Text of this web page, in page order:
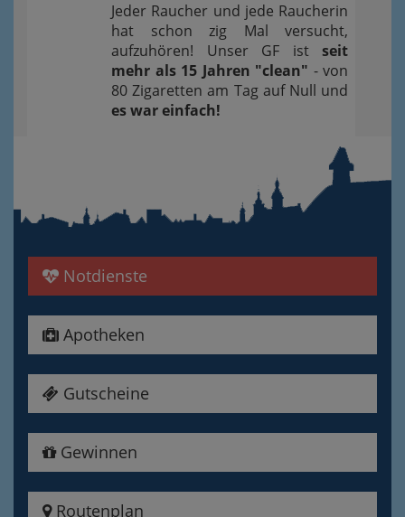
Jeder Raucher und jede Raucherin
hat schon zig Mal versucht,
aufzuhören! Unser GF ist seit
mehr als 15 Jahren "clean" - von
80 Zigaretten am Tag auf Null und
es war einfach!
Notdienste
Apotheken
Gutscheine
Gewinnen
Routenplan